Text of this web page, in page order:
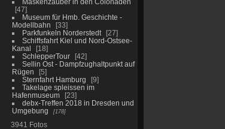
47
Museum für Hmb. Geschichte -
Modellbahn
33
Parkfunkeln Norderstedt
27
Schiffsfahrt Kiel und Nord-Ostsee-
Kanal
18
SchlepperTour
42
Sellin Ost - Dampfzughaltpunkt auf
Rügen
5
Sternfahrt Hamburg
9
Takelage spleissen im
Hafenmuseum
23
debx-Treffen 2018 in Dresden und
Umgebung
178
3941 Fotos